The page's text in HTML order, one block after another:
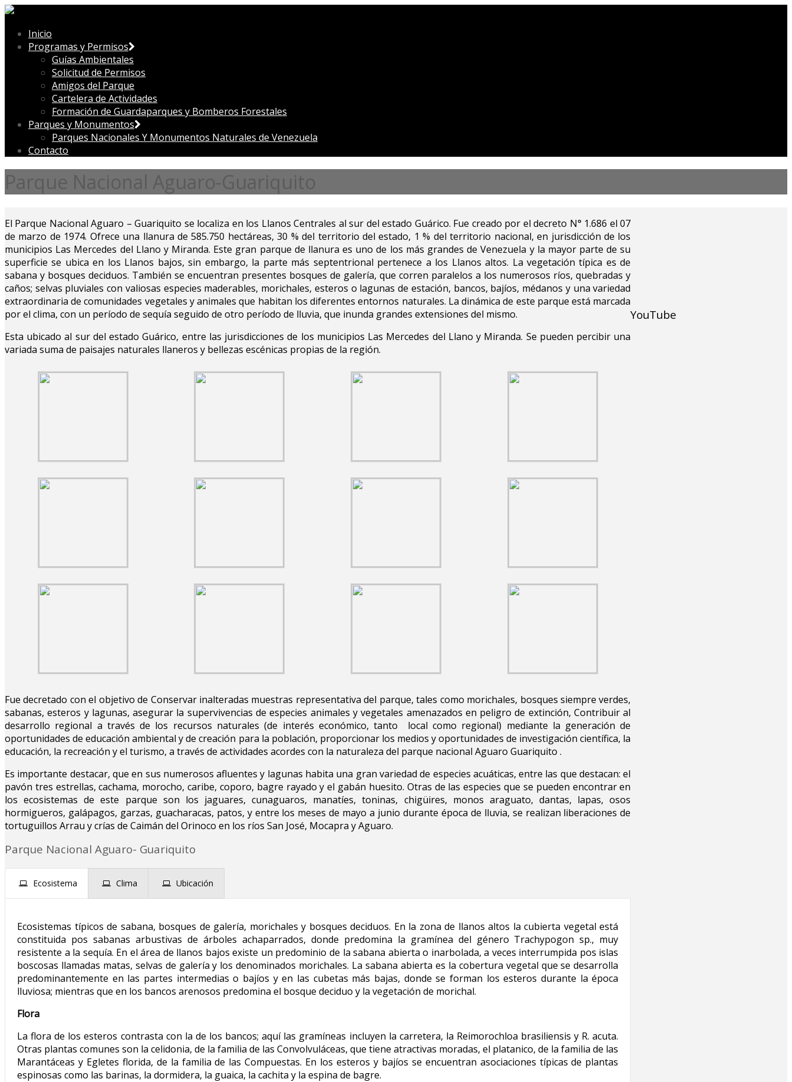
Inicio
Programas y Permisos
Guías Ambientales
Solicitud de Permisos
Amigos del Parque
Cartelera de Actividades
Formación de Guardaparques y Bomberos Forestales
Parques y Monumentos
Parques Nacionales Y Monumentos Naturales de Venezuela
Contacto
Parque Nacional Aguaro-Guariquito
El Parque Nacional Aguaro – Guariquito se localiza en los Llanos Centrales al sur del estado Guárico. Fue creado por el decreto N° 1.686 el 07
de marzo de 1974. Ofrece una llanura de 585.750 hectáreas, 30 % del territorio del estado, 1 % del territorio nacional, en jurisdicción de los
municipios Las Mercedes del Llano y Miranda. Este gran parque de llanura es uno de los más grandes de Venezuela y la mayor parte de su
superficie se ubica en los Llanos bajos, sin embargo, la parte más septentrional pertenece a los Llanos altos. La vegetación típica es de
sabana y bosques deciduos. También se encuentran presentes bosques de galería, que corren paralelos a los numerosos ríos, quebradas y
caños; selvas pluviales con valiosas especies maderables, morichales, esteros o lagunas de estación, bancos, bajíos, médanos y una variedad
extraordinaria de comunidades vegetales y animales que habitan los diferentes entornos naturales. La dinámica de este parque está marcada
por el clima, con un período de sequía seguido de otro período de lluvia, que inunda grandes extensiones del mismo.
Esta ubicado al sur del estado Guárico, entre las jurisdicciones de los municipios Las Mercedes del Llano y Miranda. Se pueden percibir una
variada suma de paisajes naturales llaneros y bellezas escénicas propias de la región.
Fue decretado con el objetivo de Conservar inalteradas muestras representativa del parque, tales como morichales, bosques siempre verdes,
sabanas, esteros y lagunas, asegurar la supervivencias de especies animales y vegetales amenazados en peligro de extinción, Contribuir al
desarrollo regional a través de los recursos naturales (de interés económico, tanto local como regional) mediante la generación de
oportunidades de educación ambiental y de creación para la población, proporcionar los medios y oportunidades de investigación científica, la
educación, la recreación y el turismo, a través de actividades acordes con la naturaleza del parque nacional Aguaro Guariquito .
Es importante destacar, que en sus numerosos afluentes y lagunas habita una gran variedad de especies acuáticas, entre las que destacan: el
pavón tres estrellas, cachama, morocho, caribe, coporo, bagre rayado y el gabán huesito. Otras de las especies que se pueden encontrar en
los ecosistemas de este parque son los jaguares, cunaguaros, manatíes, toninas, chigüires, monos araguato, dantas, lapas, osos
hormigueros, galápagos, garzas, guacharacas, patos, y entre los meses de mayo a junio durante época de lluvia, se realizan liberaciones de
tortuguillos Arrau y crías de Caimán del Orinoco en los ríos San José, Mocapra y Aguaro.
Parque Nacional Aguaro- Guariquito
Ecosistema Clima Ubicación
Ecosistemas típicos de sabana, bosques de galería, morichales y bosques deciduos. En la zona de llanos altos la cubierta vegetal está
constituida pos sabanas arbustivas de árboles achaparrados, donde predomina la gramínea del género Trachypogon sp., muy
resistente a la sequía. En el área de llanos bajos existe un predominio de la sabana abierta o inarbolada, a veces interrumpida pos islas
boscosas llamadas matas, selvas de galería y los denominados morichales. La sabana abierta es la cobertura vegetal que se desarrolla
predominantemente en las partes intermedias o bajíos y en las cubetas más bajas, donde se forman los esteros durante la época
lluviosa; mientras que en los bancos arenosos predomina el bosque deciduo y la vegetación de morichal.
Flora
La flora de los esteros contrasta con la de los bancos; aquí las gramíneas incluyen la carretera, la Reimorochloa brasiliensis y R. acuta.
Otras plantas comunes son la celidonia, de la familia de las Convolvuláceas, que tiene atractivas moradas, el platanico, de la familia de las
Marantáceas y Egletes florida, de la familia de las Compuestas. En los esteros y bajíos se encuentran asociaciones típicas de plantas
espinosas como las barinas, la dormidera, la guaica, la cachita y la espina de bagre.
YouTube